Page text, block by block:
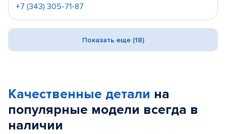
+7 (343) 305-71-87
Показать еще (18)
Качественные детали на
популярные модели всегда в
наличии